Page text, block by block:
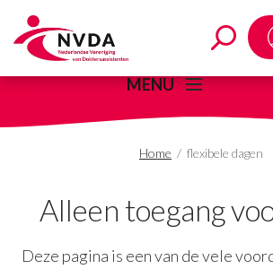
flexibele
MENU
Home / flexibele dagen
Alleen toegang
Deze pagina is een van de vele